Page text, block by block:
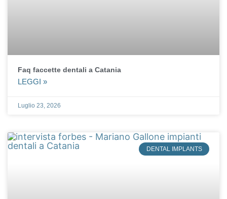
Faq faccette dentali a Catania
LEGGI »
Luglio 23, 2026
DENTAL IMPLANTS